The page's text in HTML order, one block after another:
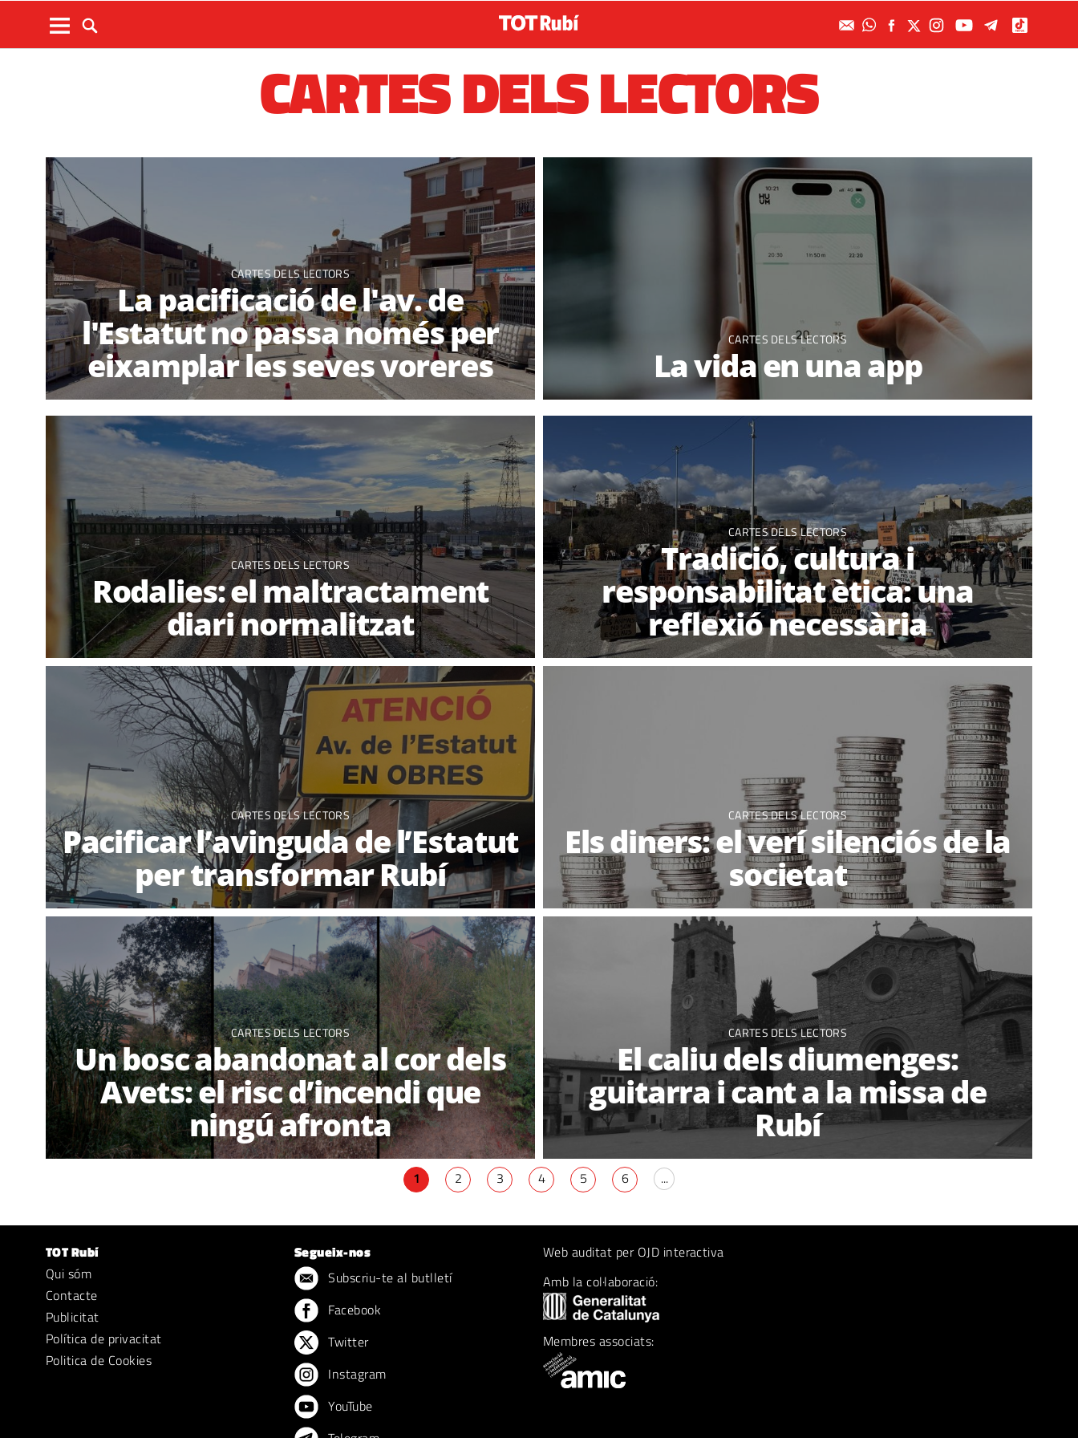
CARTES DELS LECTORS
CARTES DELS LECTORS
La pacificació de l'av. de
l'Estatut no passa només per
eixamplar les seves voreres
CARTES DELS LECTORS
La vida en una app
CARTES DELS LECTORS
Rodalies: el maltractament
diari normalitzat
CARTES DELS LECTORS
Tradició, cultura i
responsabilitat ètica: una
reflexió necessària
CARTES DELS LECTORS
Pacificar l’avinguda de l’Estatut
per transformar Rubí
CARTES DELS LECTORS
Els diners: el verí silenciós de la
societat
CARTES DELS LECTORS
Un bosc abandonat al cor dels
Avets: el risc d’incendi que
ningú afronta
CARTES DELS LECTORS
El caliu dels diumenges:
guitarra i cant a la missa de
Rubí
1 2 3 4 5 6 ...
TOT Rubí
Qui sóm
Contacte
Publicitat
Política de privacitat
Politica de Cookies
Segueix-nos
Subscriu-te al butlletí
Facebook
Twitter
Instagram
YouTube
Web auditat per OJD interactiva
Amb la col·laboració:
Membres associats: